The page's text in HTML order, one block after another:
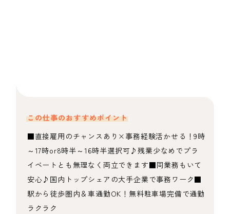
この仕事のおすすめポイント
■直接雇用のチャンスあり×事務経験活かせる！9時
～17時or8時半～16時半選択可♪残業少なめでプラ
イベートとも無理なく両立できます■同業務もいて
安心♪国内トップシェアの大手企業で事務ワーク■
駅から徒歩圏内＆車通勤OK！無料駐車場完備で通勤
ラクラク